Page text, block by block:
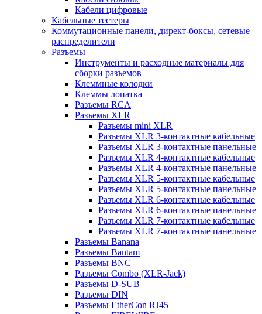
Кабели цифровые
Кабельные тестеры
Коммутационные панели, директ-боксы, сетевые
распределители
Разъемы
Инструменты и расходные материалы для
сборки разъемов
Клеммные колодки
Клеммы лопатка
Разъемы RCA
Разъемы XLR
Разъемы mini XLR
Разъемы XLR 3-контактные кабельные
Разъемы XLR 3-контактные панельные
Разъемы XLR 4-контактные кабельные
Разъемы XLR 4-контактные панельные
Разъемы XLR 5-контактные кабельные
Разъемы XLR 5-контактные панельные
Разъемы XLR 6-контактные кабельные
Разъемы XLR 6-контактные панельные
Разъемы XLR 7-контактные кабельные
Разъемы XLR 7-контактные панельные
Разъемы Banana
Разъемы Bantam
Разъемы BNC
Разъемы Combo (XLR-Jack)
Разъемы D-SUB
Разъемы DIN
Разъемы EtherCon RJ45